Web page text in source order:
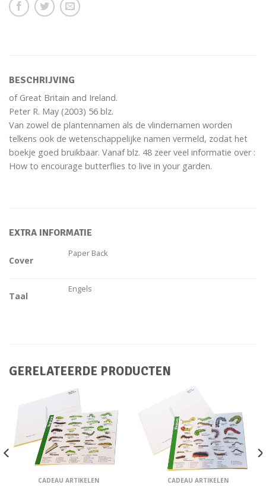
BESCHRIJVING
of Great Britain and Ireland.
Peter R. May (2003) 56 blz.
Van zowel de plantennamen als de vlindernamen worden
telkens ook de wetenschappelijke namen vermeld, zodat het
boekje goed bruikbaar. Vanaf blz. 48 zeer veel informatie over :
How to encourage butterflies to live in your garden.
EXTRA INFORMATIE
Cover
Paper Back
Taal
Engels
GERELATEERDE PRODUCTEN
CADEAU ARTIKELEN CADEAU ARTIKELEN